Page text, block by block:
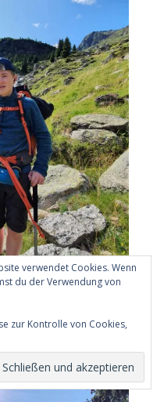
verwendet Cookies. Wenn
du der Verwendung von
zur Kontrolle von Cookies,